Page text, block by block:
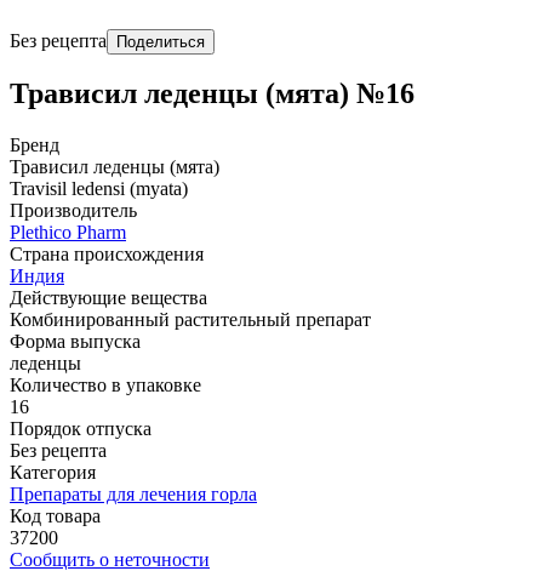
Без рецепта Поделиться
Трависил леденцы (мята) №16
Бренд
Трависил леденцы (мята)
Travisil ledensi (myata)
Производитель
Plethico Pharm
Страна происхождения
Индия
Действующие вещества
Комбинированный растительный препарат
Форма выпуска
леденцы
Количество в упаковке
16
Порядок отпуска
Без рецепта
Категория
Препараты для лечения горла
Код товара
37200
Сообщить о неточности